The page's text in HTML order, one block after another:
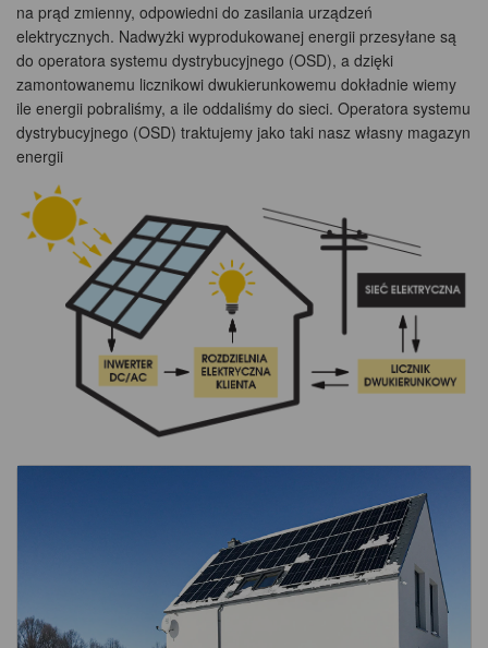
na prąd zmienny, odpowiedni do zasilania urządzeń
elektrycznych. Nadwyżki wyprodukowanej energii przesyłane są
do operatora systemu dystrybucyjnego (OSD), a dzięki
zamontowanemu licznikowi dwukierunkowemu dokładnie wiemy
ile energii pobraliśmy, a ile oddaliśmy do sieci. Operatora systemu
dystrybucyjnego (OSD) traktujemy jako taki nasz własny magazyn
energii